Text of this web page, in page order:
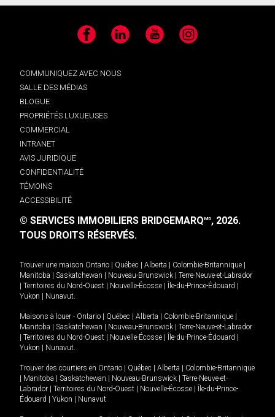
Facebook LinkedIn YouTube Instagram
COMMUNIQUEZ AVEC NOUS
SALLE DES MÉDIAS
BLOGUE
PROPRIÉTÉS LUXUEUSES
COMMERCIAL
INTRANET
AVIS JURIDIQUE
CONFIDENTIALITÉ
TÉMOINS
ACCESSIBILITÉ
© SERVICES IMMOBILIERS BRIDGEMARQMD, 2026.
TOUS DROITS RÉSERVÉS.
Trouver une maison Ontario Québec Alberta Colombie-Britannique
Manitoba
Saskatchewan Nouveau-Brunswick
Terre-Neuve-et-Labrador
Territoires du Nord-Ouest Nouvelle-Écosse Île-du-Prince-Édouard
Yukon
Nunavut.
Maisons à louer - Ontario Québec Alberta Colombie-Britannique
Manitoba
Saskatchewan Nouveau-Brunswick
Terre-Neuve-et-Labrador
Territoires du Nord-Ouest Nouvelle-Écosse Île-du-Prince-Édouard
Yukon
Nunavut.
Trouver des courtiers en Ontario Québec Alberta
Colombie-Britannique
Manitoba Saskatchewan Nouveau-Brunswick
Terre-Neuve-et-
Labrador
Territoires du Nord-Ouest Nouvelle-Écosse
Île-du-Prince-
Édouard
Yukon Nunavut